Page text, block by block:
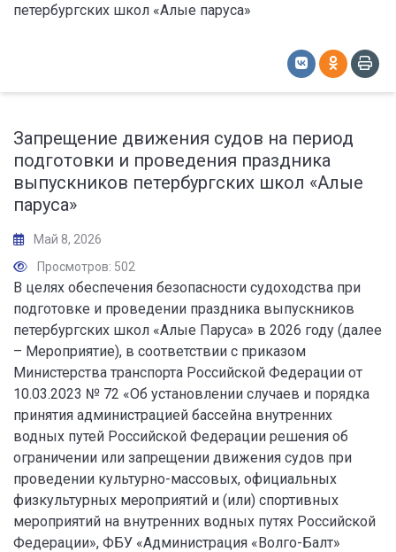
петербургских школ «Алые паруса»
Запрещение движения судов на период
подготовки и проведения праздника
выпускников петербургских школ «Алые
паруса»
Май 8, 2026
Просмотров: 502
В целях обеспечения безопасности судоходства при
подготовке и проведении праздника выпускников
петербургских школ «Алые Паруса» в 2026 году (далее
– Мероприятие), в соответствии с приказом
Министерства транспорта Российской Федерации от
10.03.2023 № 72 «Об установлении случаев и порядка
принятия администрацией бассейна внутренних
водных путей Российской Федерации решения об
ограничении или запрещении движения судов при
проведении культурно-массовых, официальных
физкультурных мероприятий и (или) спортивных
мероприятий на внутренних водных путях Российской
Федерации», ФБУ «Администрация «Волго-Балт»